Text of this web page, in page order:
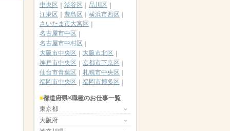
中央区
渋谷区
品川区
江東区
豊島区
横浜市西区
さいたま市大宮区
名古屋市中区
名古屋市中村区
大阪市中央区
大阪市北区
神戸市中央区
京都市下京区
仙台市青葉区
札幌市中央区
福岡市中央区
福岡市博多区
都道府県×職種のお仕事一覧
東京都
大阪府